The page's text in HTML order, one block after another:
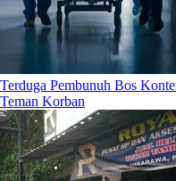
Terduga Pembunuh Bos
Teman Korban